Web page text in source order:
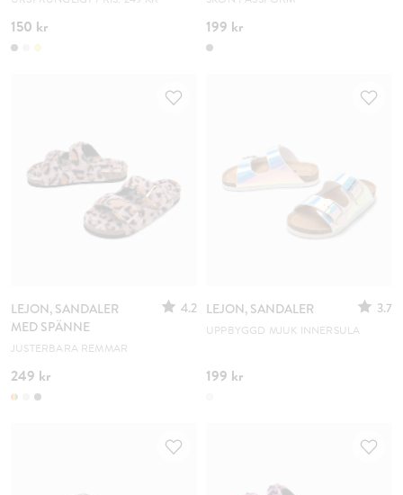
150 kr 199 kr
LEJON, SANDALER
MED SPÄNNE
4.2
JUSTERBARA REMMAR
249 kr
LEJON, SANDALER 3.7
UPPBYGGD MJUK INNERSULA
199 kr